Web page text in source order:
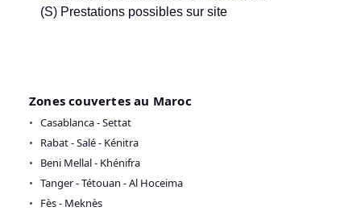
(S) Prestations possibles sur site
Zones couvertes au Maroc
Casablanca - Settat
Rabat - Salé - Kénitra
Beni Mellal - Khénifra
Tanger - Tétouan - Al Hoceima
Fès - Meknès